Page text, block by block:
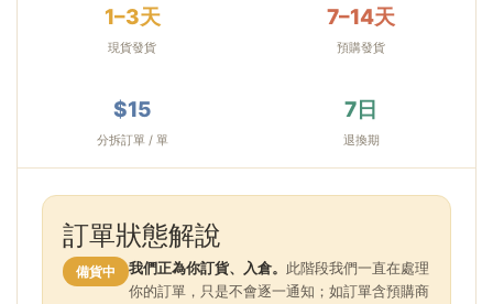
1–3天
現貨發貨
7–14天
預購發貨
$15
分拆訂單 / 單
7日
退換期
訂單狀態解說
備貨中 我們正為你訂貨、入倉。 此階段我們一直在處理
你的訂單，只是不會逐一通知；如訂單含預購商